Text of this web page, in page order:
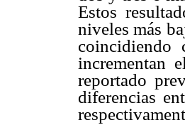
Estos
niveles más
incrementan
reportado
diferencias